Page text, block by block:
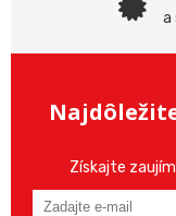
a
Získajte